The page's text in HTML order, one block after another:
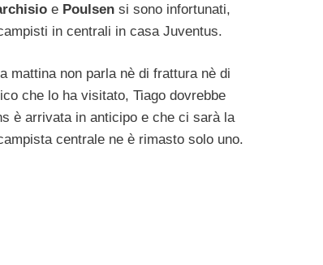
e Poulsen si sono infortunati,
in centrali in casa Juventus.
mattina non parla nè di frattura nè di
che lo ha visitato, Tiago dovrebbe
è arrivata in anticipo e che ci sarà la
centrale ne è rimasto solo uno.